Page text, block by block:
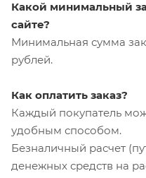
Какой минимальный
сайте?
Минимальная сумма
рублей.
Как оплатить заказ?
Каждый покупатель
удобным способом.
Безналичный расчет
денежных средств на